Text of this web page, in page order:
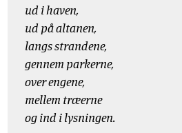
ud i haven,
ud på altanen,
langs strandene,
gennem parkerne,
over engene,
mellem træerne
og ind i lysningen.